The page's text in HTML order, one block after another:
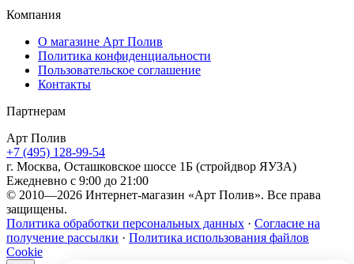
Компания
О магазине Арт Полив
Политика конфиденциальности
Пользовательское соглашение
Контакты
Партнерам
Арт Полив
+7 (495) 128-99-54
г. Москва, Осташковское шоссе 1Б (стройдвор ЯУЗА)
Ежедневно с 9:00 до 21:00
© 2010—2026 Интернет-магазин «Арт Полив». Все права
защищены.
Политика обработки персональных данных · Согласие на
получение рассылки · Политика использования файлов
Cookie